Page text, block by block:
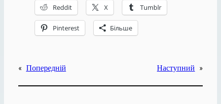
Reddit X Tumblr
Pinterest Більше
« Попередній Наступний »